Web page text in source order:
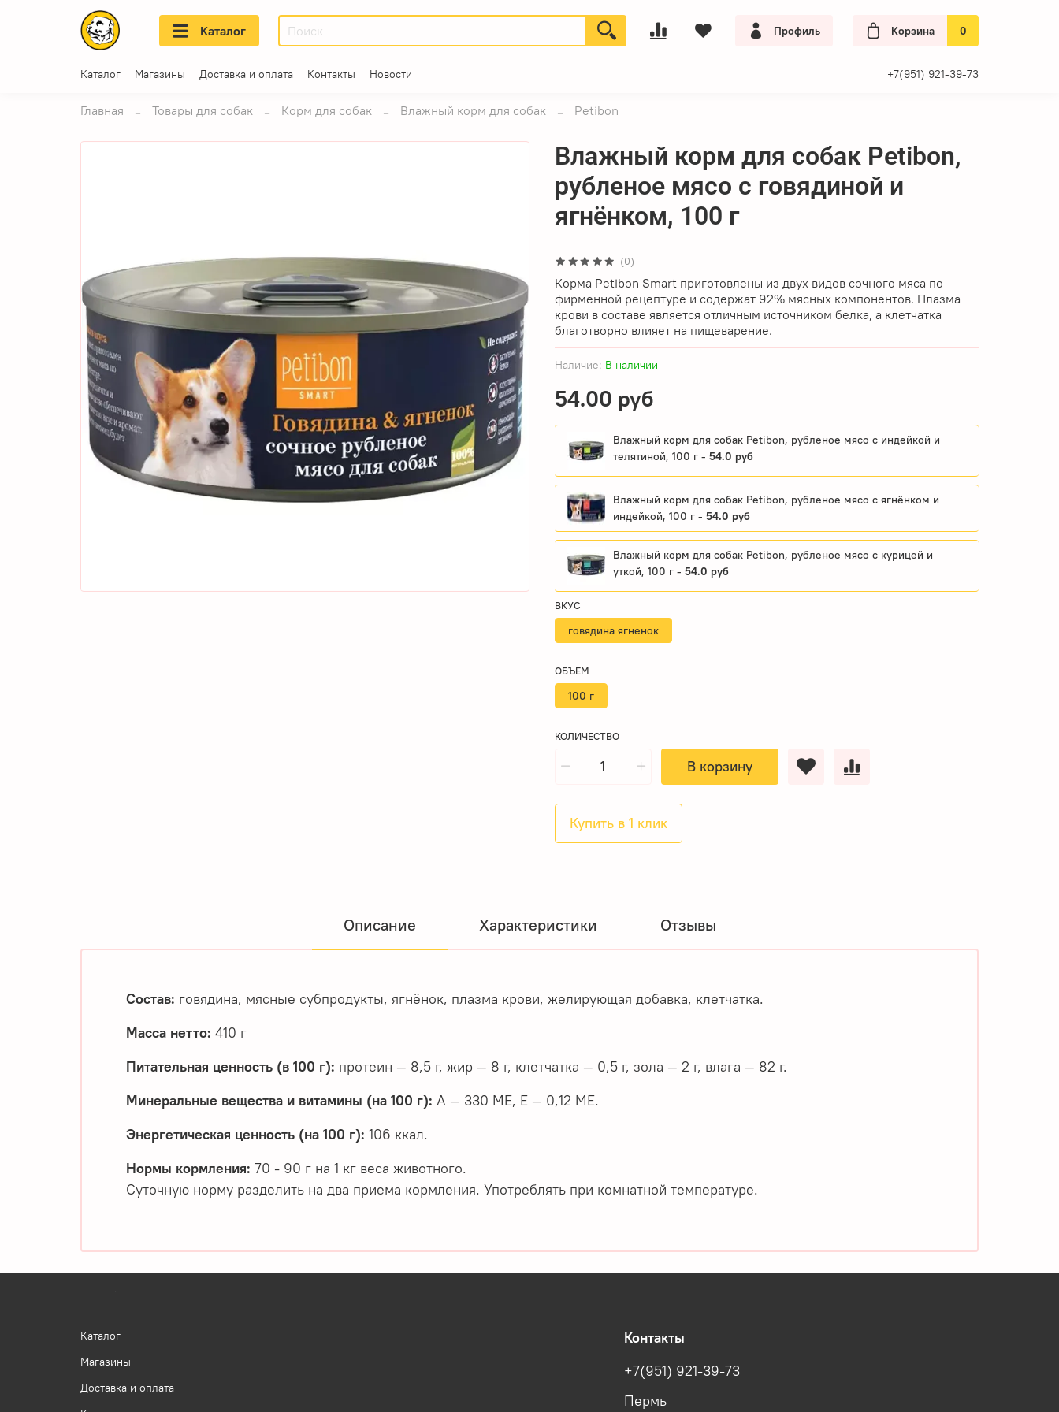
Каталог Профиль Корзина 0
Каталог Магазины Доставка и оплата Контакты Новости +7(951) 921-39-73
Главная Товары для собак Корм для собак Влажный корм для собак Petibon
(0)
Наличие: В наличии
Влажный корм для собак Petibon,
рубленое мясо с говядиной и
ягнёнком, 100 г
54.00 руб
Влажный корм для собак Petibon, рубленое мясо с индейкой и
телятиной, 100 г - 54.0 руб
Влажный корм для собак Petibon, рубленое мясо с ягнёнком и
индейкой, 100 г - 54.0 руб
Влажный корм для собак Petibon, рубленое мясо с курицей и
уткой, 100 г - 54.0 руб
КОЛИЧЕСТВО
В корзину
Купить в 1 клик
ВКУС
говядина ягненок
ОБЪЕМ
100 г
Корма Petibon Smart приготовлены из двух видов сочного мяса по
фирменной рецептуре и содержат 92% мясных компонентов. Плазма
крови в составе является отличным источником белка, а клетчатка
благотворно влияет на пищеварение.
Описание Характеристики Отзывы
Состав: говядина, мясные субпродукты, ягнёнок, плазма крови, желирующая добавка, клетчатка.
Масса нетто: 410 г
Питательная ценность (в 100 г): протеин — 8,5 г, жир — 8 г, клетчатка — 0,5 г, зола — 2 г, влага — 82 г.
Минеральные вещества и витамины (на 100 г): А — 330 МЕ, Е — 0,12 МЕ.
Энергетическая ценность (на 100 г): 106 ккал.
Нормы кормления: 70 - 90 г на 1 кг веса животного.
Суточную норму разделить на два приема кормления. Употреблять при комнатной температуре.
Каталог
Магазины
Доставка и оплата
Контакты
+7(951) 921-39-73
Пермь